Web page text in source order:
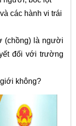
các hành vi trái
(chồng) là người
đối với trường
không?